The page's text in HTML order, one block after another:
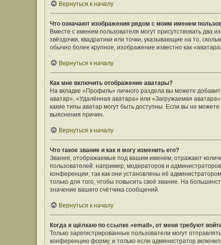
Вернуться к началу
Что означают изображения рядом с моим именем
Вместе с именем пользователя могут присутствовать
звёздочки, квадратики или точки, указывающие на то,
обычно более крупное, изображение известно как
Вернуться к началу
Как мне включить отображение аватары?
На вкладке «Профиль» личного раздела вы можете
аватар», «Удалённая аватара» или «Загружаемая
какие типы аватар могут быть доступны. Если вы не
выяснения причин.
Вернуться к началу
Что такое звание и как я могу изменить его?
Звания, отображаемые под вашим именем, отражают
пользователей: например, модераторов и
конференции, так как они установлены её
только для того, чтобы повысить своё звание. На
значение вашего счётчика сообщений.
Вернуться к началу
Когда я щёлкаю по ссылке «email», от меня требуют
Только зарегистрированные пользователи могут
конференцию форму, и только если администратор